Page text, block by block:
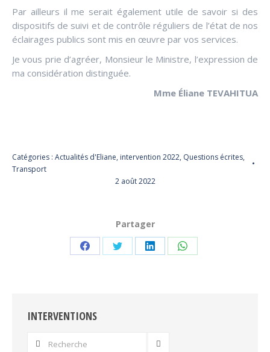
Par ailleurs il me serait également utile de savoir si des
dispositifs de suivi et de contrôle réguliers de l’état de nos
éclairages publics sont mis en œuvre par vos services.
Je vous prie d’agréer, Monsieur le Ministre, l’expression de
ma considération distinguée.
Mme Éliane TEVAHITUA
Catégories : Actualités d'Eliane, intervention 2022, Questions écrites,
Transport
2 août 2022
Partager
PartagerPartagerPartagerPartager
INTERVENTIONS